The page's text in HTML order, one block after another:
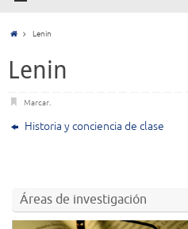
Lenin
Lenin
Marcar.
Historia y conciencia de clase
Áreas de investigación